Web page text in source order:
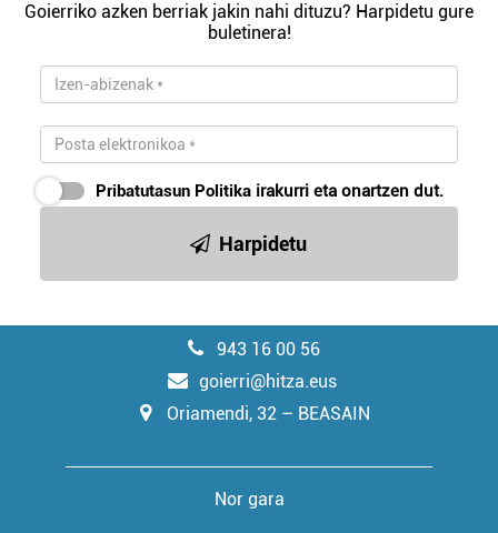
Goierriko azken berriak jakin nahi dituzu? Harpidetu gure
buletinera!
Pribatutasun Politika irakurri eta onartzen dut.
Harpidetu
943 16 00 56
goierri@hitza.eus
Oriamendi, 32 – BEASAIN
Nor gara